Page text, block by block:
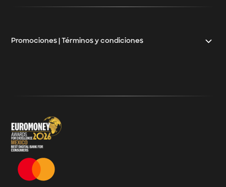
Promociones | Términos y condiciones
Términos y Condiciones - SplitK Tarjeta de Crédito No
Términos y Condiciones – Acceso a Klar Plus sin costo
Términos y Condiciones – 20% Cashback en
supermercados participantes
Términos y Condiciones Juegos de Mexico 2026
Términos y Condiciones - Amazon Prime Day 2026
Términos y Condiciones – Diferimiento de Compras
con 0% de Interés Desde App